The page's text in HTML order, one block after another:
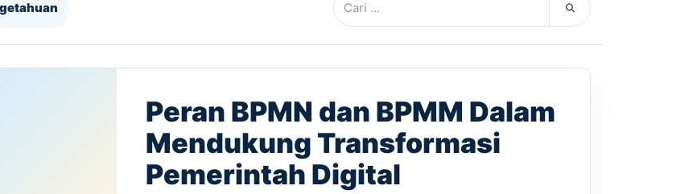
Peran BPMN dan BPMM Dalam
Mendukung Transformasi
Pemerintah Digital